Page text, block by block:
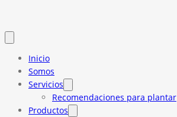
Inicio
Somos
Servicios
Recomendaciones para plantar
Productos